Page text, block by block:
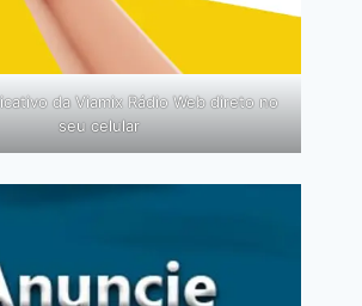
da Viamix Rádio Web direto no
seu celular